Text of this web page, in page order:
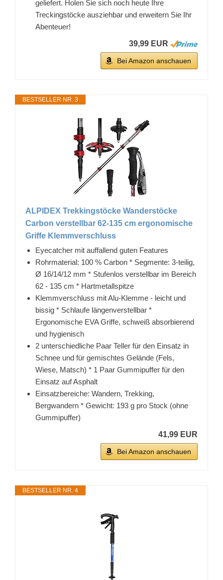
geliefert. Holen Sie sich noch heute Ihre
Treckingstöcke ausziehbar und erweitern Sie Ihr
Abenteuer!
39,99 EUR
Bei Amazon anschauen
BESTSELLER NR. 3
ALPIDEX Trekkingstöcke Wanderstöcke
Carbon verstellbar 62-135 cm ergonomische
Griffe Klemmverschluss
Eyecatcher mit auffallend guten Features
Rohrmaterial: 100 % Carbon * Segmente: 3-teilig,
Ø 16/14/12 mm * Stufenlos verstellbar im Bereich
62 - 135 cm * Hartmetallspitze
Klemmverschluss mit Alu-Klemme - leicht und
bissig * Schlaufe längenverstellbar *
Ergonomische EVA Griffe, schweiß absorbierend
und hygienisch
2 unterschiedliche Paar Teller für den Einsatz in
Schnee und für gemischtes Gelände (Fels,
Wiese, Matsch) * 1 Paar Gummipuffer für den
Einsatz auf Asphalt
Einsatzbereiche: Wandern, Trekking,
Bergwandern * Gewicht: 193 g pro Stock (ohne
Gummipuffer)
41,99 EUR
Bei Amazon anschauen
BESTSELLER NR. 4